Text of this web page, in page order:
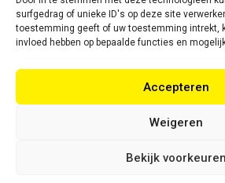
surfgedrag of unieke ID's op deze site
toestemming geeft of uw toestemming intrekt,
invloed hebben op bepaalde functies en
Accepteren
Weigeren
Bekijk voorkeuren
E: info@ntbespanservice.nl
+31 (0)6-5188 0267
Adres:
5171SL KAATSHEUVEL